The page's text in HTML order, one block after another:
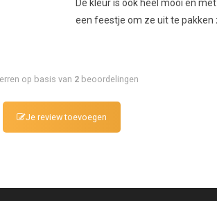
die altijd nieuw in de
De kleur is ook heel mooi en
een feestje om ze uit te pakken
op basis van 2 beoordelingen
Je review toevoegen